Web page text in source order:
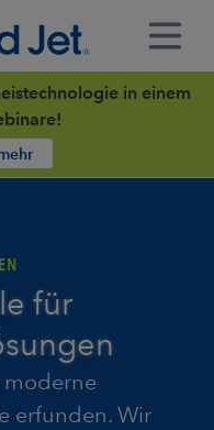
in einem
für
erfunden. Wir